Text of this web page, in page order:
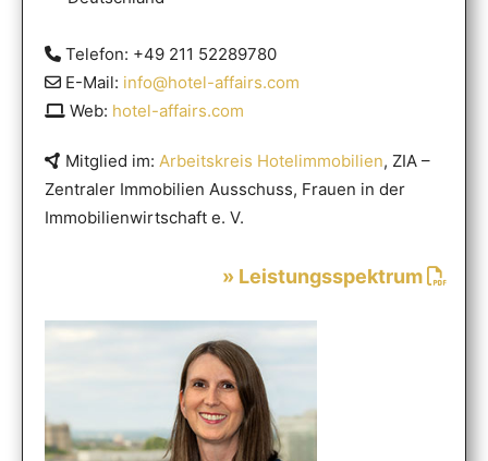
Telefon: +49 211 52289780
E-Mail: info@hotel-affairs.com
Web: hotel-affairs.com
Mitglied im: Arbeitskreis Hotelimmobilien, ZIA –
Zentraler Immobilien Ausschuss, Frauen in der
Immobilienwirtschaft e. V.
» Leistungsspektrum